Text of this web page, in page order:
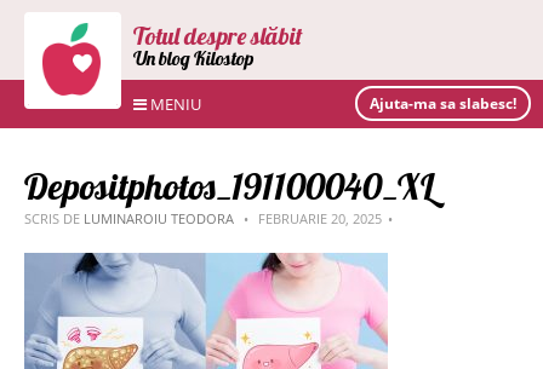
Totul despre slăbit
Un blog Kilostop
MENIU Ajuta-ma sa slabesc!
Depositphotos_191100040_XL
SCRIS DE LUMINAROIU TEODORA FEBRUARIE 20, 2025